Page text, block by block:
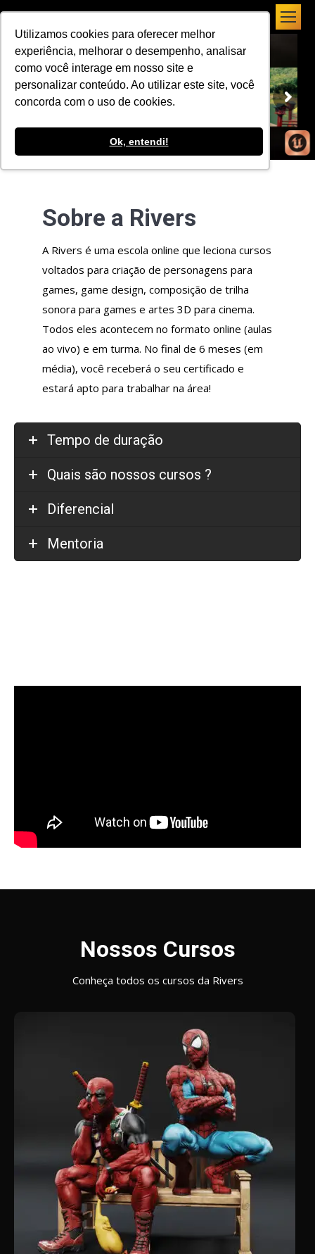
Utilizamos cookies para oferecer melhor
experiência, melhorar o desempenho, analisar
como você interage em nosso site e
personalizar conteúdo. Ao utilizar este site, você
concorda com o uso de cookies.
Ok, entendi!
Sobre a Rivers
A Rivers é uma escola online que leciona cursos
voltados para criação de personagens para
games, game design, composição de trilha
sonora para games e artes 3D para cinema.
Todos eles acontecem no formato online (aulas
ao vivo) e em turma. No final de 6 meses (em
média), você receberá o seu certificado e
estará apto para trabalhar na área!
Tempo de duração
Quais são nossos cursos ?
Diferencial
Mentoria
Nossos Cursos
Conheça todos os cursos da Rivers